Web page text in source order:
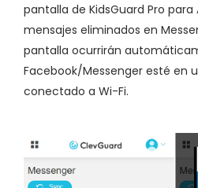
pantalla de KidsGuard Pro
mensajes eliminados en
pantalla ocurrirán
Facebook/Messenger esté en
conectado a Wi-Fi.